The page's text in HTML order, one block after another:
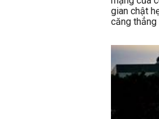
gian chật
căng thẳng